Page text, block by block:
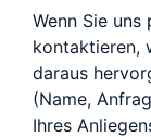
Wenn Sie
kontaktieren,
daraus
(Name,
Ihres